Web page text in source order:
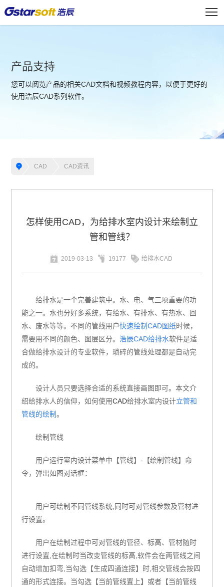
产品支持
您可以阅览产品的相关CAD文档和视频教程内容，以便于更好的
使用浩辰CAD系列软件。
CAD CAD资讯
怎样使用CAD，为给排水室内设计来绘制立
管和管线？
2019-03-13 19177 给排水CAD
给排水是一个完善建筑中。水、电、气三项重要的功
能之一。水也分好多系统，有给水、有排水、有热水、回
水、废水等等。不同的管线用户快速绘制CAD图纸时候，
需要用不同的颜色、图层区分。浩辰CAD给排水软件是适
合做给排水设计的专业软件，琐碎的管线处理都是自动完
成的。
设计人员只要选择合适的系统直接画图即可。本文介
绍给排水人的信仰，如何使用CAD给排水室内设计立管和
管线的绘制。
绘制管线
用户运行室内设计菜单中【管线】- 【绘制管线】命
令，弹出如图对话框：
用户可绘制不同管线系统 同时可对管线参数及管材进
行设置。
用户在绘制过程中可对管线的管径、标高、管材随时
进行设置 ,在绘制时当改变管线的标高 ,软件会在两管线之间
自动增加扣弯 当勾选【生成四通连接】时 ,相交管线会按四
通的形式连接。当勾选【当前管线置上】或者【当前管线